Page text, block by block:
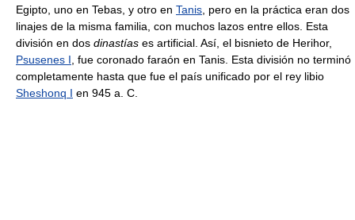
Egipto, uno en Tebas, y otro en Tanis , pero en la práctica eran dos
linajes de la misma familia, con muchos lazos entre ellos. Esta
división en dos dinastías es artificial. Así, el bisnieto de Herihor,
Psusenes I , fue coronado faraón en Tanis. Esta división no terminó
completamente hasta que fue el país unificado por el rey libio
Sheshonq I en 945 a. C.